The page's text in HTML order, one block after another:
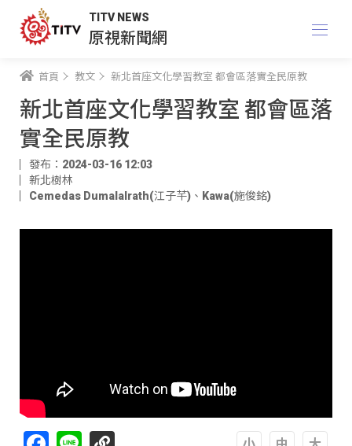
TITV NEWS
原視新聞網
首頁 教文 新北首座文化學習教室 都會區落實全民原教
新北首座文化學習教室 都會區落
實全民原教
發布：2024-03-16 12:03
新北樹林
Cemedas Dumalalrath(江子芊) 、 Kawa(施俊銘)
Facebook
Line